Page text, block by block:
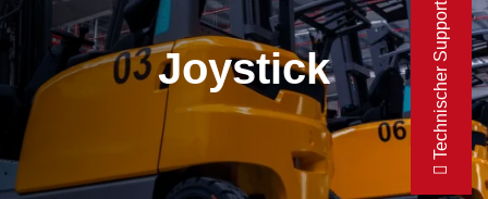
Technischer Support
Joystick